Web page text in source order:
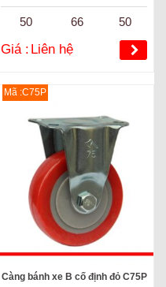
50 66 50
Giá : Liên hệ
Mã :C75P
Càng bánh xe B cố định đỏ C75P